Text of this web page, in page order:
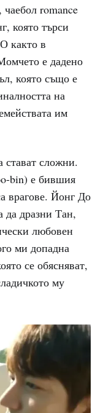
romance
която търси
както в
е дадено
която също е
на
им
стават сложни.
bin) е бившия
врагове. Йонг До
да дразни Тан,
любовен
ми допадна
се обясняват,
му